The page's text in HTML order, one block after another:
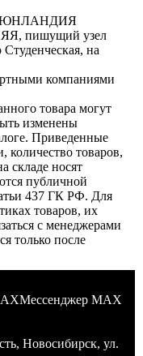
ЮНЛАНДИЯ
пишущий узел
на
компаниями
товара могут
изменены
Приведенные
количество товаров,
складе носят
публичной
437 ГК РФ. Для
товаров, их
с менеджерами
только после
Мессенджер MAX
, Новосибирск, ул.